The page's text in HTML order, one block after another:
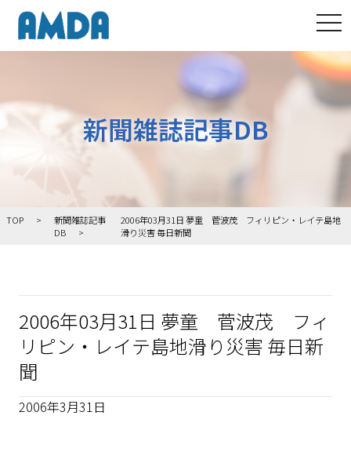
新聞雑誌記事DB
TOP
新聞雑誌記事
DB
2006年03月31日 夢童 菅波茂 フィリピン・レイテ島地
滑り災害 毎日新聞
2006年03月31日 夢童 菅波茂 フィ
リピン・レイテ島地滑り災害 毎日新
聞
2006年3月31日